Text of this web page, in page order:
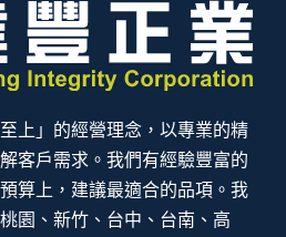
上」的經營理念，以專業的精
客戶需求。我們有經驗豐富的
算上，建議最適合的品項。我
園、新竹、台中、台南、高